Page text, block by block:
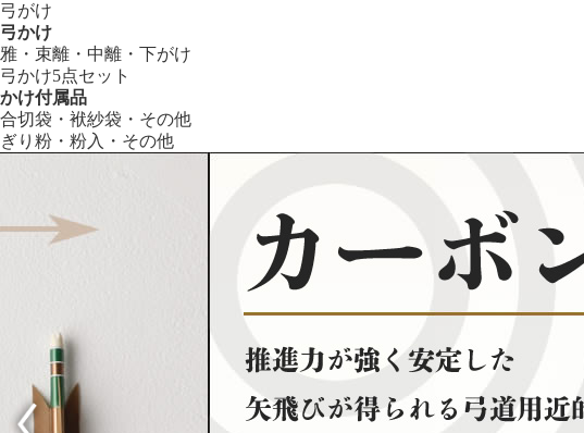
弓がけ
弓かけ
雅・束離・中離・下がけ
弓かけ5点セット
かけ付属品
合切袋・袱紗袋・その他
ぎり粉・粉入・その他